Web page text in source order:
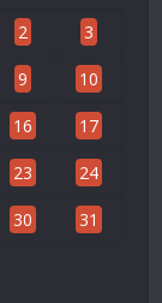
2 3
9 10
16 17
23 24
30 31